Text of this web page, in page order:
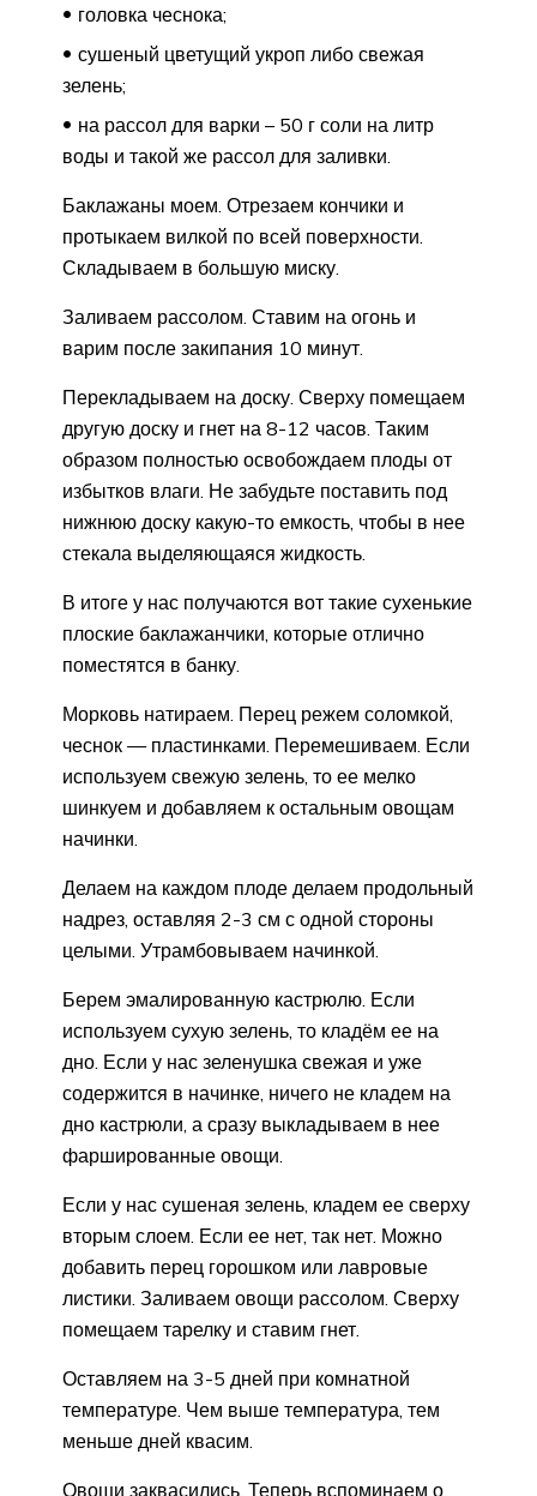
головка чеснока;
сушеный цветущий укроп либо свежая
зелень;
на рассол для варки – 50 г соли на литр
воды и такой же рассол для заливки.
Баклажаны моем. Отрезаем кончики и
протыкаем вилкой по всей поверхности.
Складываем в большую миску.
Заливаем рассолом. Ставим на огонь и
варим после закипания 10 минут.
Перекладываем на доску. Сверху помещаем
другую доску и гнет на 8-12 часов. Таким
образом полностью освобождаем плоды от
избытков влаги. Не забудьте поставить под
нижнюю доску какую-то емкость, чтобы в нее
стекала выделяющаяся жидкость.
В итоге у нас получаются вот такие сухенькие
плоские баклажанчики, которые отлично
поместятся в банку.
Морковь натираем. Перец режем соломкой,
чеснок — пластинками. Перемешиваем. Если
используем свежую зелень, то ее мелко
шинкуем и добавляем к остальным овощам
начинки.
Делаем на каждом плоде делаем продольный
надрез, оставляя 2-3 см с одной стороны
целыми. Утрамбовываем начинкой.
Берем эмалированную кастрюлю. Если
используем сухую зелень, то кладём ее на
дно. Если у нас зеленушка свежая и уже
содержится в начинке, ничего не кладем на
дно кастрюли, а сразу выкладываем в нее
фаршированные овощи.
Если у нас сушеная зелень, кладем ее сверху
вторым слоем. Если ее нет, так нет. Можно
добавить перец горошком или лавровые
листики. Заливаем овощи рассолом. Сверху
помещаем тарелку и ставим гнет.
Оставляем на 3-5 дней при комнатной
температуре. Чем выше температура, тем
меньше дней квасим.
Овощи заквасились. Теперь вспоминаем о